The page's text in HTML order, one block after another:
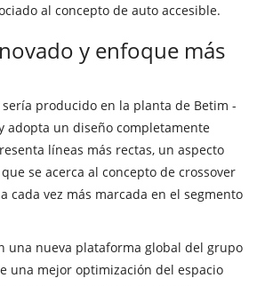
al concepto de auto accesible.
y enfoque más
sería producido en la planta de Betim -
adopta un diseño completamente
líneas más rectas, un aspecto
se acerca al concepto de crossover
cada vez más marcada en el segmento
una nueva plataforma global del grupo
una mejor optimización del espacio